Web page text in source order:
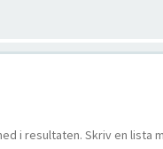
i resultaten. Skriv en lista